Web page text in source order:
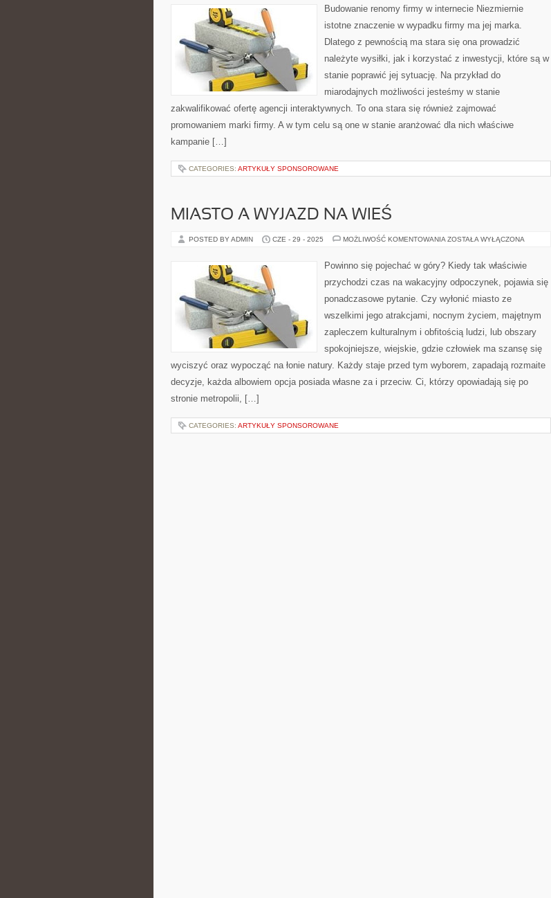
GOSPODARCZEJ
W
Budowanie renomy firmy w internecie Niezmiernie
istotne znaczenie w wypadku firmy ma jej marka.
Dlatego z pewnością ma stara się ona prowadzić
należyte wysiłki, jak i korzystać z inwestycji, które są w
stanie poprawić jej sytuację. Na przykład do
miarodajnych możliwości jesteśmy w stanie
zakwalifikować ofertę agencji interaktywnych. To ona stara się również zajmować
promowaniem marki firmy. A w tym celu są one w stanie aranżować dla nich właściwe
kampanie […]
CATEGORIES: ARTYKUŁY SPONSOROWANE
MIASTO A WYJAZD NA WIEŚ
POSTED BY ADMIN CZE - 29 - 2025 MOŻLIWOŚĆ KOMENTOWANIA MIASTO
NA
WIEŚ
ZOSTAŁA WYŁĄCZONA
Powinno się pojechać w góry? Kiedy tak właściwie
przychodzi czas na wakacyjny odpoczynek, pojawia się
ponadczasowe pytanie. Czy wyłonić miasto ze
wszelkimi jego atrakcjami, nocnym życiem, majętnym
zapleczem kulturalnym i obfitością ludzi, lub obszary
spokojniejsze, wiejskie, gdzie człowiek ma szansę się
wyciszyć oraz wypocząć na łonie natury. Każdy staje przed tym wyborem, zapadają rozmaite
decyzje, każda albowiem opcja posiada własne za i przeciw. Ci, którzy opowiadają się po
stronie metropolii, […]
CATEGORIES: ARTYKUŁY SPONSOROWANE